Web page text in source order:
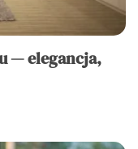
— elegancja,